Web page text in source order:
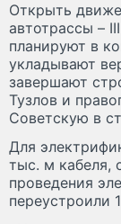
Открыть
автотрассы –
планируют в
укладывают
завершают
Тузлов и
Советскую в
Для
тыс. м кабеля,
проведения
переустроили